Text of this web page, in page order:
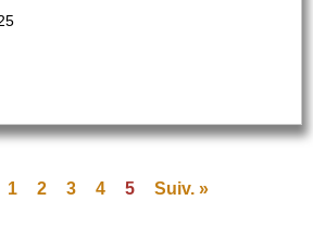
1 2 3 4 5 Suiv. »